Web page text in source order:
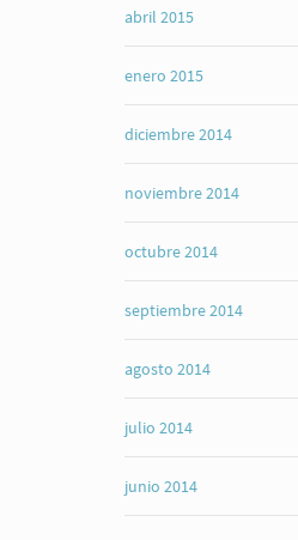
abril 2015
enero 2015
diciembre 2014
noviembre 2014
octubre 2014
septiembre 2014
agosto 2014
julio 2014
junio 2014